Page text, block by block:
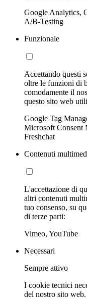
Google Analytics,
A/B-Testing
Funzionale
Accettando questi
oltre le funzioni di
comodamente il
questo sito web
Google Tag
Microsoft Consent
Freshchat
Contenuti
L'accettazione di
altri contenuti
tuo consenso, su
di terze parti:
Vimeo, YouTube
Necessari
Sempre attivo
I cookie tecnici
del nostro sito